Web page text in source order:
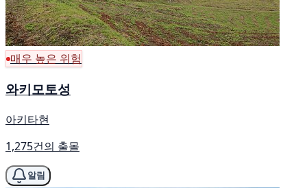
매우 높은 위험
와키모토성
아키타현
1,275건의 출몰
알림